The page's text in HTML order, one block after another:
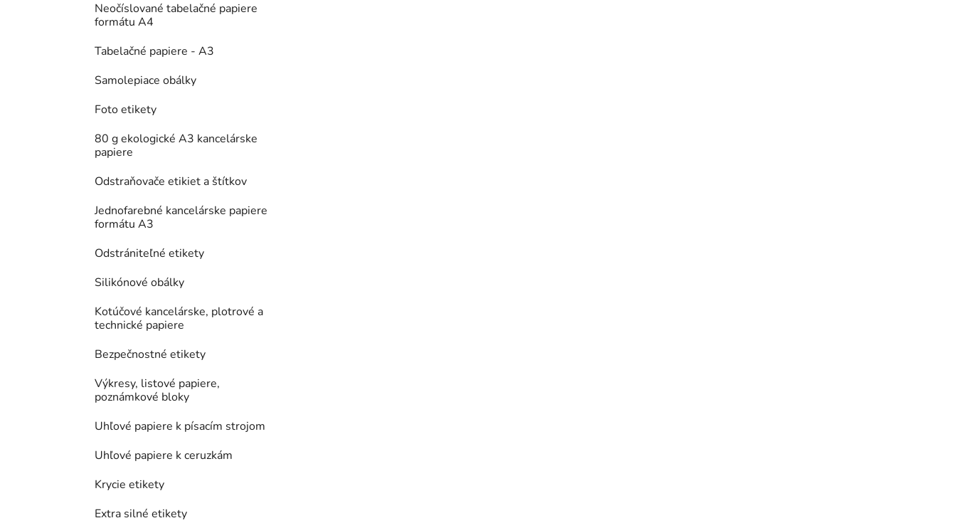
Neočíslované tabelačné papiere
formátu A4
Tabelačné papiere - A3
Samolepiace obálky
Foto etikety
80 g ekologické A3 kancelárske
papiere
Odstraňovače etikiet a štítkov
Jednofarebné kancelárske papiere
formátu A3
Odstrániteľné etikety
Silikónové obálky
Kotúčové kancelárske, plotrové a
technické papiere
Bezpečnostné etikety
Výkresy, listové papiere,
poznámkové bloky
Uhľové papiere k písacím strojom
Uhľové papiere k ceruzkám
Krycie etikety
Extra silné etikety